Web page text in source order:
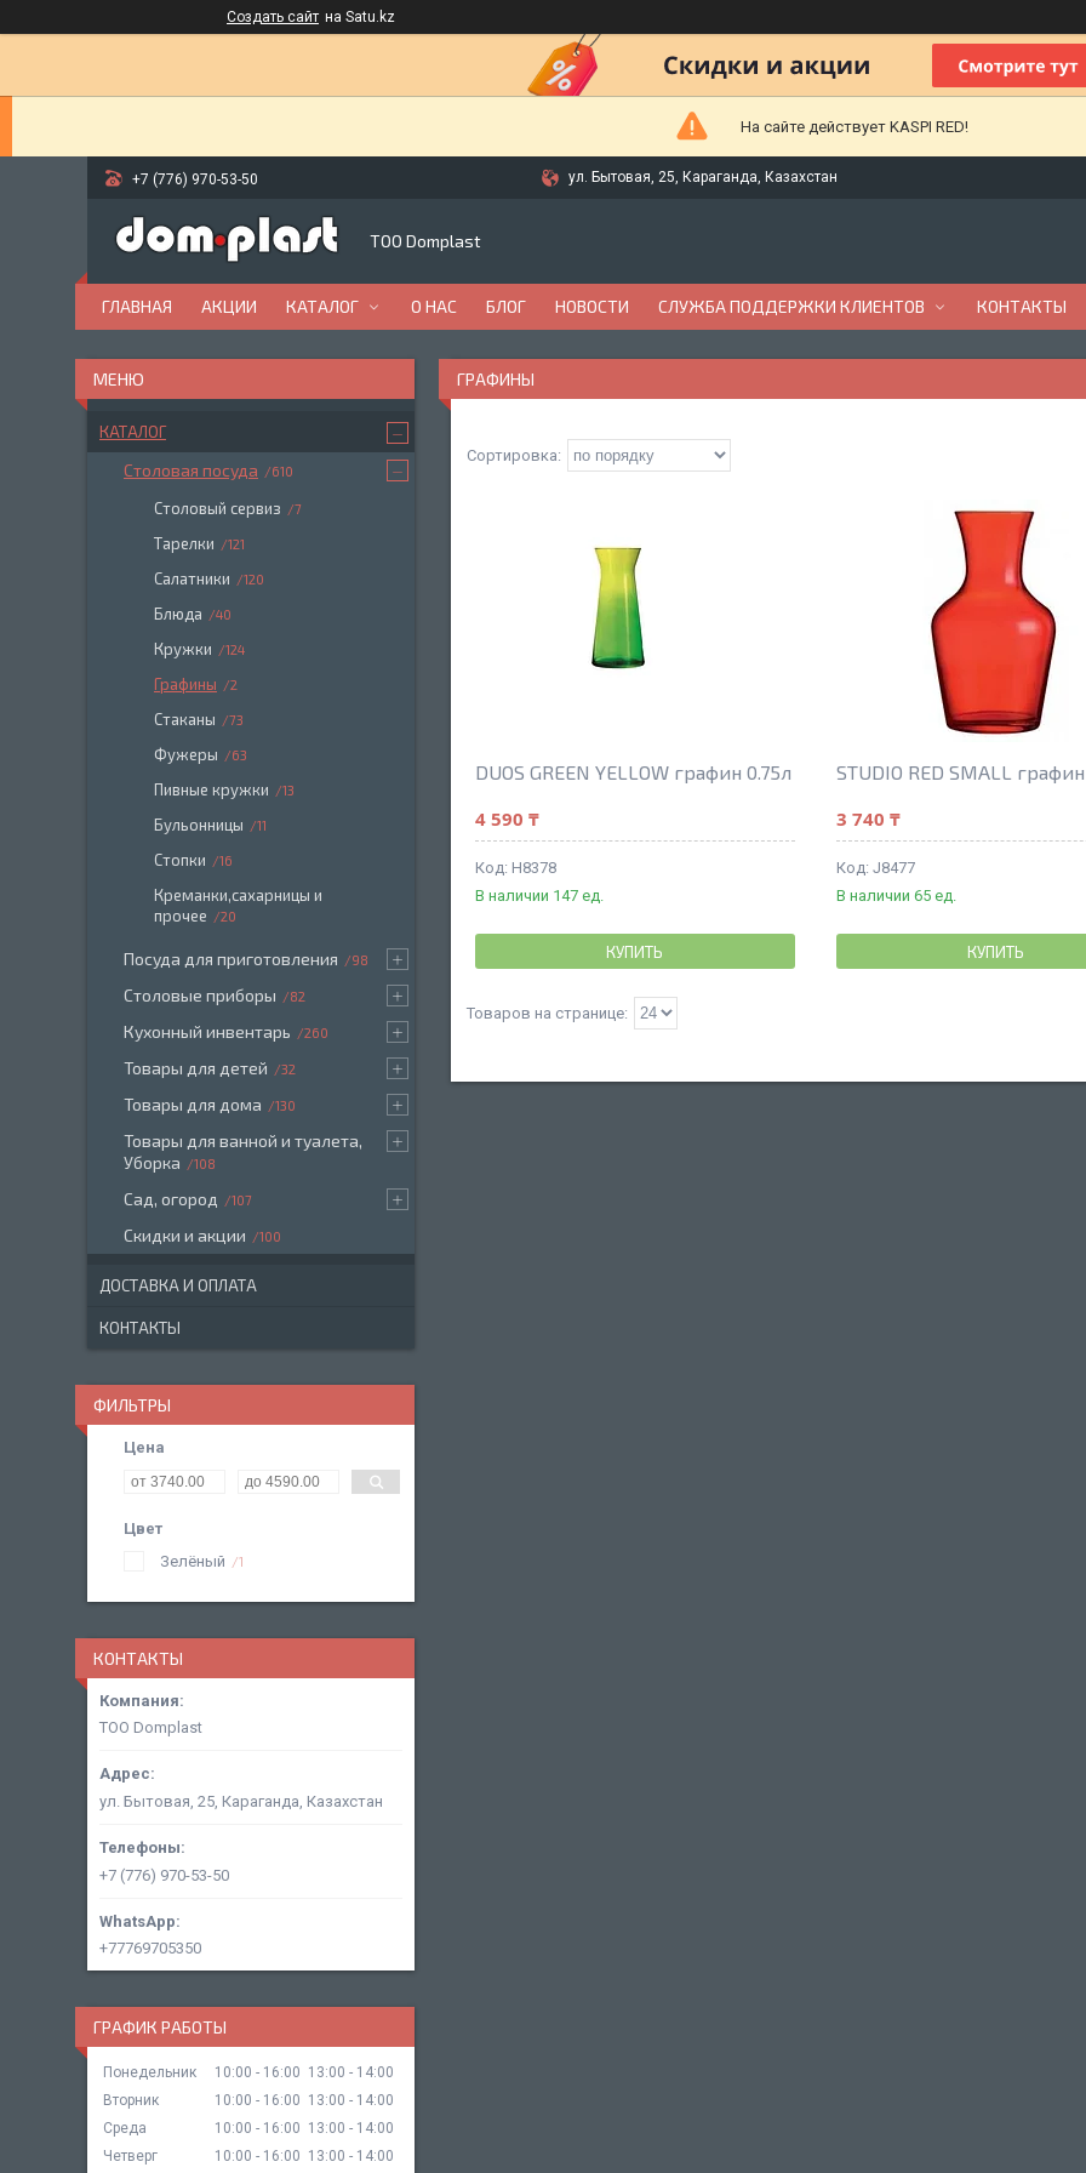
Создать сайт на Satu.kz
На сайте действует KASPI RED!
+7 (776) 970-53-50 ул. Бытовая, 25, Караганда, Казахстан
ТОО Domplast
ГЛАВНАЯ АКЦИИ КАТАЛОГ О НАС БЛОГ НОВОСТИ СЛУЖБА ПОДДЕРЖКИ КЛИЕНТОВ КОНТАКТЫ
ГРАФИНЫ
DUOS GREEN YELLOW графин 0.75л
4 590 ₸
H8378
В наличии 147 ед.
КУПИТЬ
STUDIO RED SMALL
3 740 ₸
J8477
В наличии 65 ед.
КУПИТЬ
КАТАЛОГ
Столовая посуда 610
Столовый сервиз 7
Тарелки 121
Салатники 120
Блюда 40
Кружки 124
Графины 2
Стаканы 73
Фужеры 63
Пивные кружки 13
Бульонницы 11
Стопки 16
Креманки,сахарницы и
прочее
20
Посуда для приготовления 98
Столовые приборы 82
Кухонный инвентарь 260
Товары для детей 32
Товары для дома 130
Товары для ванной и туалета,
Уборка
108
Сад, огород 107
Скидки и акции 100
ДОСТАВКА И ОПЛАТА
КОНТАКТЫ
ФИЛЬТРЫ
Цена
Цвет
Зелёный
1
КОНТАКТЫ
ТОО Domplast
ул. Бытовая, 25, Караганда, Казахстан
+7 (776) 970-53-50
+77769705350
ГРАФИК РАБОТЫ
Понедельник 10:00 16:00 13:00
14:00
Вторник
10:00 16:00 13:00
14:00
Среда
10:00 16:00 13:00
14:00
Четверг
10:00 16:00 13:00 14:00